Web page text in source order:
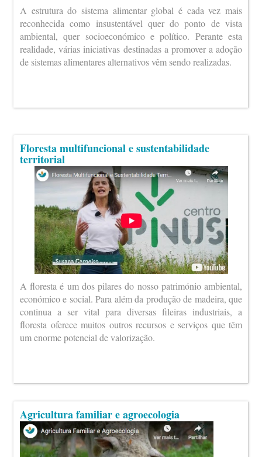
A estrutura do sistema alimentar global é cada vez mais
reconhecida como insustentável quer do ponto de vista
ambiental, quer socioeconómico e político. Perante esta
realidade, várias iniciativas destinadas a promover a adoção
de sistemas alimentares alternativos vêm sendo realizadas.
Floresta multifuncional e sustentabilidade
territorial
A floresta é um dos pilares do nosso património ambiental,
económico e social. Para além da produção de madeira, que
continua a ser vital para diversas fileiras industriais, a
floresta oferece muitos outros recursos e serviços que têm
um enorme potencial de valorização.
Agricultura familiar e agroecologia